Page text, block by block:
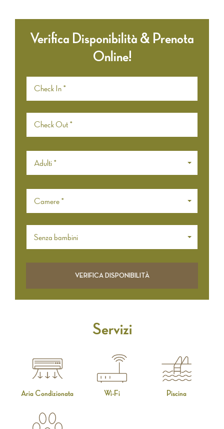
Verifica Disponibilità & Prenota
Online!
Adulti *
Camere *
Senza bambini
Servizi
Aria Condizionata Wi-Fi Piscina